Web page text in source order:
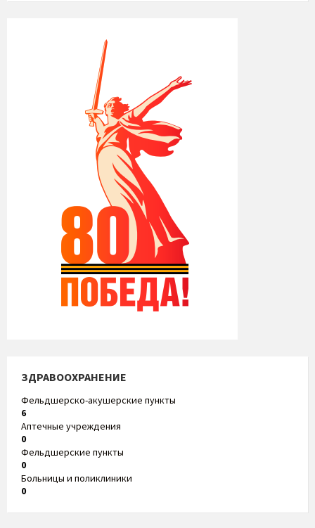
ЗДРАВООХРАНЕНИЕ
Фельдшерско-акушерские пункты
6
Аптечные учреждения
0
Фельдшерские пункты
0
Больницы и поликлиники
0